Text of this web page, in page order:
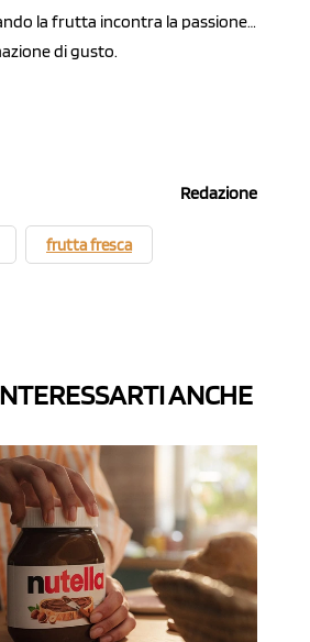
la frutta incontra la passione…
di gusto.
Redazione
frutta fresca
ANCHE